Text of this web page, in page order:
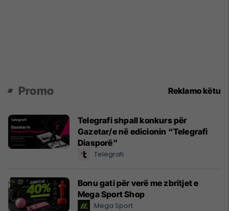
Promo Reklamo këtu
Telegrafi shpall konkurs për
Gazetar/e në edicionin “Telegrafi
Diasporë”
Telegrafi
Bonu gati për verë me zbritjet e
Mega Sport Shop
Mega Sport